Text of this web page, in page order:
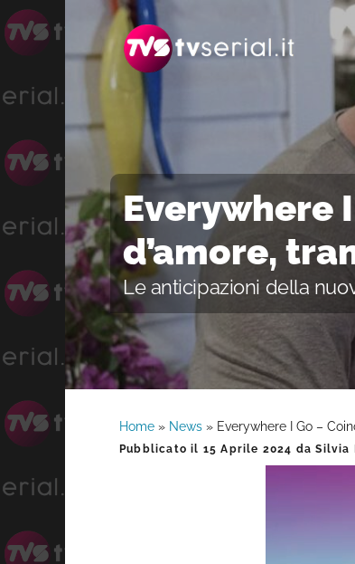
navigazione
primaria
contenuto
principale
barra
laterale
Everywhere
d’amore,
Le anticipazioni della
Home » News » Everywhere I Go –
Pubblicato il 15 Aprile 2024 daSilvia
Barra